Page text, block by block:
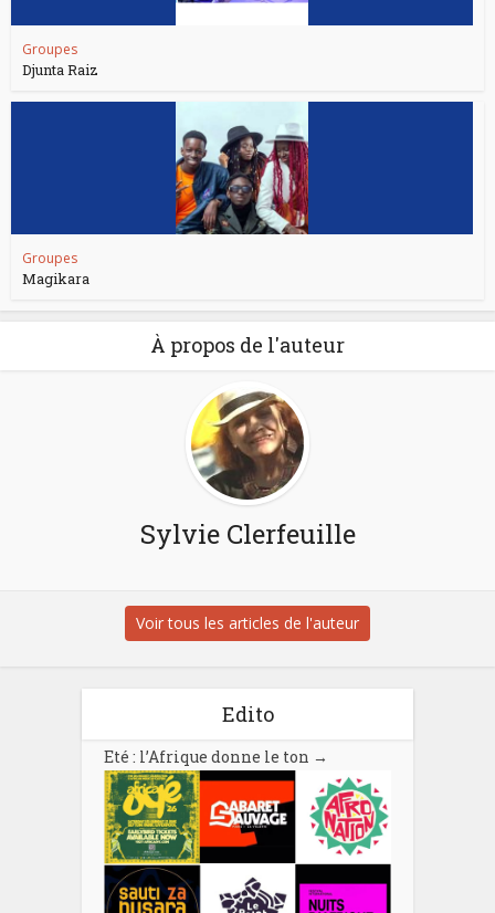
Groupes
Djunta Raiz
Groupes
Magikara
À propos de l'auteur
Sylvie Clerfeuille
Voir tous les articles de l'auteur
Edito
Eté : l’Afrique donne le ton →